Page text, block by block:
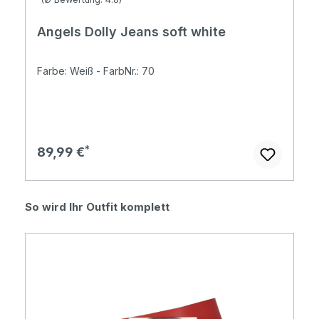
Angels Dolly Jeans soft white
Farbe: Weiß - FarbNr.: 70
Regulärer Preis:
89,99 €
Produktgalerie überspringen
So wird Ihr Outfit komplett